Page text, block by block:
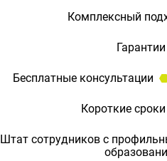
Комплексный
Гарантии
Бесплатные консультации
Короткие сроки
Штат сотрудников с